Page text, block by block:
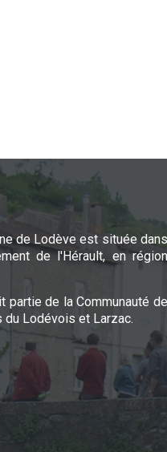
de Lodève est située dans
de l'Hérault, en région
partie de la Communauté de
du Lodévois et Larzac.